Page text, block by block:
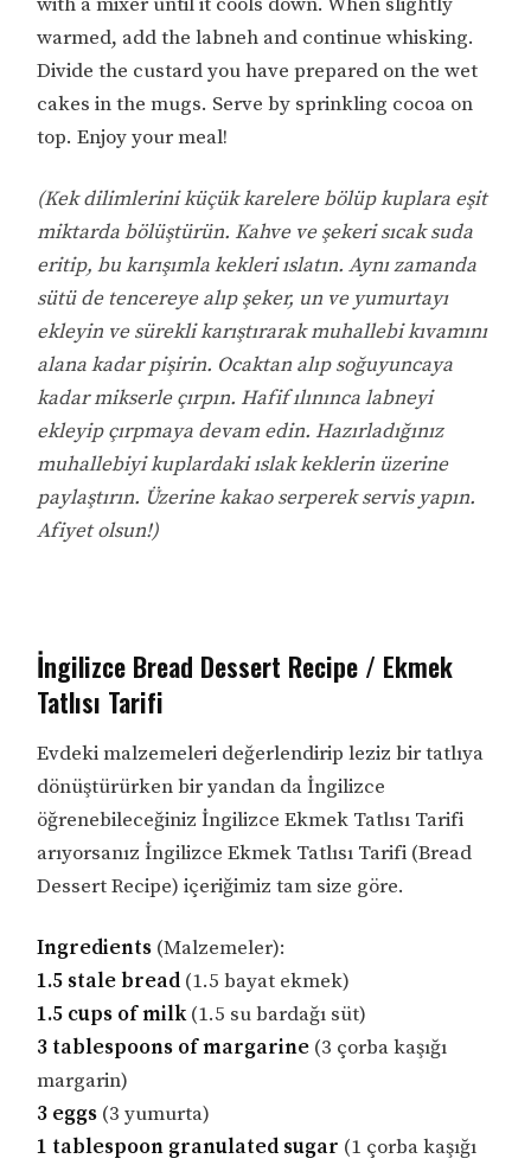
warmed, add the labneh and continue whisking.
Divide the custard you have prepared on the wet
cakes in the mugs. Serve by sprinkling cocoa on
top. Enjoy your meal!
(Kek dilimlerini küçük karelere bölüp kuplara eşit
miktarda bölüştürün. Kahve ve şekeri sıcak suda
eritip, bu karışımla kekleri ıslatın. Aynı zamanda
sütü de tencereye alıp şeker, un ve yumurtayı
ekleyin ve sürekli karıştırarak muhallebi kıvamını
alana kadar pişirin. Ocaktan alıp soğuyuncaya
kadar mikserle çırpın. Hafif ılınınca labneyi
ekleyip çırpmaya devam edin. Hazırladığınız
muhallebiyi kuplardaki ıslak keklerin üzerine
paylaştırın. Üzerine kakao serperek servis yapın.
Afiyet olsun!)
İngilizce Bread Dessert Recipe / Ekmek
Tatlısı Tarifi
Evdeki malzemeleri değerlendirip leziz bir tatlıya
dönüştürürken bir yandan da İngilizce
öğrenebileceğiniz İngilizce Ekmek Tatlısı Tarifi
arıyorsanız İngilizce Ekmek Tatlısı Tarifi (Bread
Dessert Recipe) içeriğimiz tam size göre.
Ingredients (Malzemeler):
1.5 stale bread (1.5 bayat ekmek)
1.5 cups of milk(1.5 su bardağı süt)
3 tablespoons of margarine (3 çorba kaşığı
margarin)
3 eggs (3 yumurta)
1 tablespoon granulated sugar (1 çorba kaşığı